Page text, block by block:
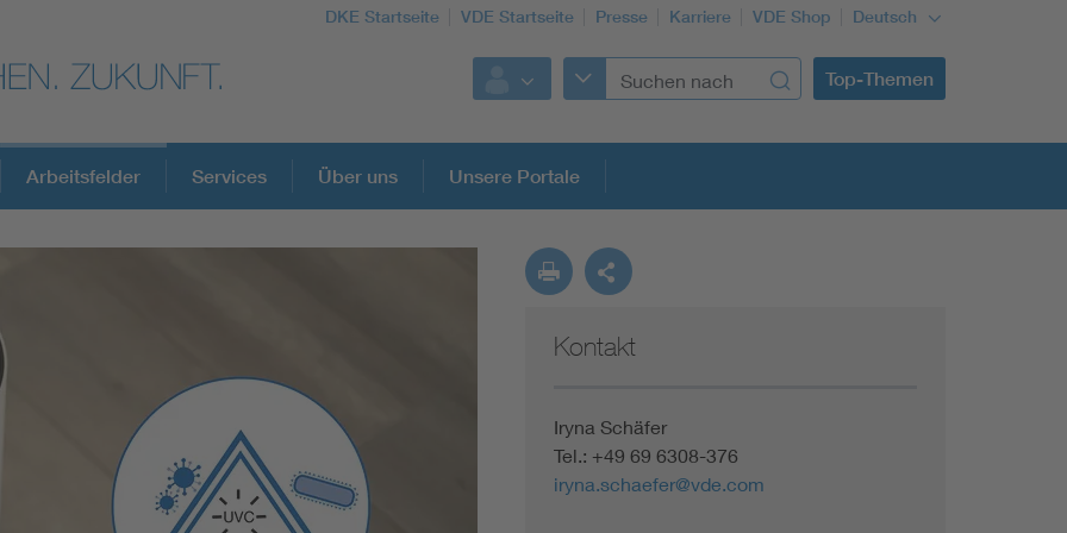
DKE Startseite VDE Startseite Presse Karriere VDE Shop Deutsch
Top-Themen
DKE Fachinformationen im Kontext der Normung
Circular Economy für mehr Ressourceneffizienz
Cybersecurity in der Industrieautomatisierung
Funktionale Sicherheit schützt den Menschen
Gleichstromanwendungen im Wachstum
Installation und Betrieb von Mini-PV-Anlagen
Arbeitsfelder Services Über uns Unsere Portale
Kontakt
Iryna Schäfer
Tel.: +49 69 6308-376
iryna.schaefer@vde.com